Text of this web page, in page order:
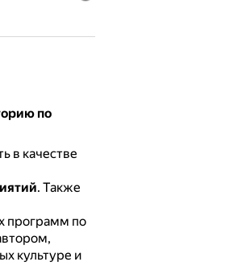
по
в качестве
. Также
программ по
культуре и